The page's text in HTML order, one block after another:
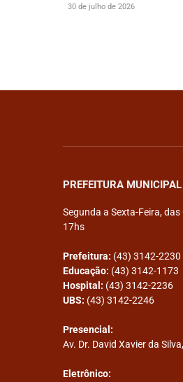
30 de julho de 2026
PREFEITURA
Segunda a Sexta-Feira,
17hs
Prefeitura: (43) 3142-
Educação: (43) 3142-1173
Hospital: (43) 3142-2236
UBS: (43) 3142-2246
Presencial:
Av. Dr. David Xavier da
Eletrônico: